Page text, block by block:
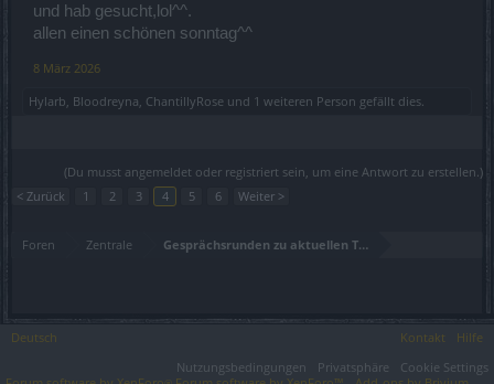
und hab gesucht,lol^^.
allen einen schönen sonntag^^
8 März 2026
Hylarb Bloodreyna ChantillyRose und 1 weiteren Person gefällt dies.
(Du musst angemeldet oder registriert sein, um eine Antwort zu erstellen.)
< Zurück
1 2 3 4 5 6 Weiter >
Foren Zentrale Gesprächsrunden zu aktuellen Themen
Deutsch Kontakt
Hilfe
Nutzungsbedingungen
Privatsphäre
Cookie Settings